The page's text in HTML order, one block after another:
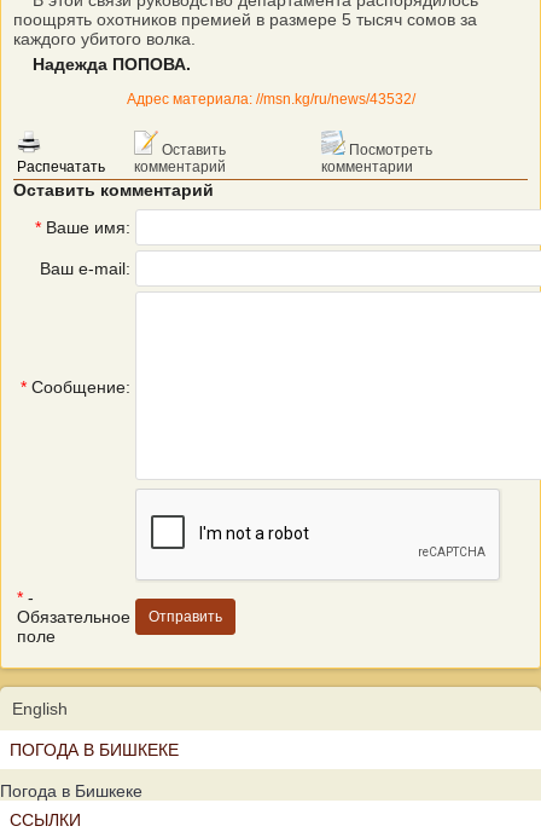
поощрять охотников премией в размере 5 тысяч сомов за
каждого убитого волка.
Надежда ПОПОВА.
Адрес материала: //msn.kg/ru/news/43532/
Распечатать
Оставить
комментарий
Посмотреть
комментарии
Оставить комментарий
* Ваше имя:
Ваш e-mail:
* Сообщение:
* -
Обязательное
поле
English
ПОГОДА В БИШКЕКЕ
Погода в Бишкеке
ССЫЛКИ